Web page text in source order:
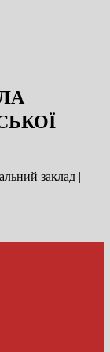
заклад |